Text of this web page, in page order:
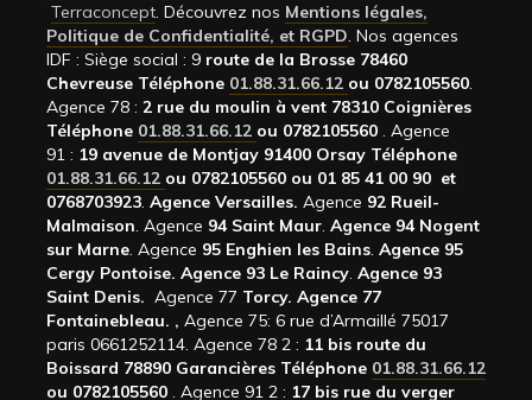
Terraconcept. Découvrez nos Mentions légales,
Politique de Confidentialité, et RGPD. Nos agences
IDF : Siège social : 9 route de la Brosse 78460
Chevreuse Téléphone 01.88.31.66.12 ou 0782105560.
Agence 78 : 2 rue du moulin à vent 78310 Coignières
Téléphone 01.88.31.66.12 ou 0782105560 . Agence
91 : 19 avenue de Montjay 91400 Orsay Téléphone
01.88.31.66.12 ou 0782105560 ou 01 85 41 00 90 et
0768703923. Agence Versailles. Agence 92 Rueil-
Malmaison. Agence 94 Saint Maur. Agence 94 Nogent
sur Marne. Agence 95 Enghien les Bains. Agence 95
Cergy Pontoise. Agence 93 Le Raincy. Agence 93
Saint Denis. Agence 77 Torcy. Agence 77
Fontainebleau. , Agence 75: 6 rue d’Armaillé 75017
paris 0661252114. Agence 78 2 : 11 bis route du
Boissard 78890 Garancières Téléphone 01.88.31.66.12
ou 0782105560 . Agence 91 2 : 17 bis rue du verger